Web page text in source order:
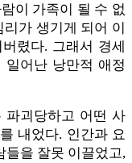
이 가족이 될 수 없
가 생기게 되어 이
렸다. 그래서 경세
일어난 낭만적 애정
파괴당하고 어떤 사
내었다. 인간과 요
들을 잘못 이끌었고,